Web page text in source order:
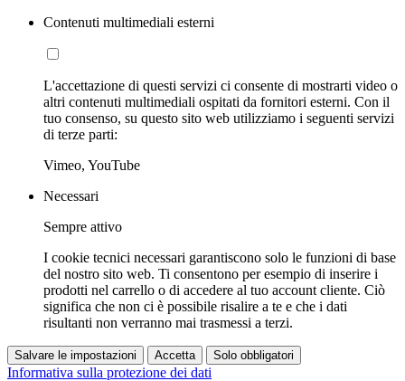
Contenuti multimediali esterni
L'accettazione di questi servizi ci consente di mostrarti video o
altri contenuti multimediali ospitati da fornitori esterni. Con il
tuo consenso, su questo sito web utilizziamo i seguenti servizi
di terze parti:
Vimeo, YouTube
Necessari
Sempre attivo
I cookie tecnici necessari garantiscono solo le funzioni di base
del nostro sito web. Ti consentono per esempio di inserire i
prodotti nel carrello o di accedere al tuo account cliente. Ciò
significa che non ci è possibile risalire a te e che i dati
risultanti non verranno mai trasmessi a terzi.
Salvare le impostazioni Accetta Solo obbligatori
Informativa sulla protezione dei dati